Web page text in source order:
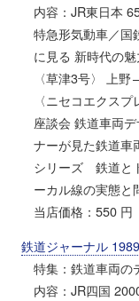
内容：JR東日本
特急形気動車／国
に見る 新時代の
〈草津3号〉 上
〈ニセコエクス
座談会 鉄道車両
ナーが見た鉄道車
シリーズ 鉄道と
ーカル線の実態
当店価格：550 円
鉄道ジャーナル
特集：鉄道車両の
内容：JR四国